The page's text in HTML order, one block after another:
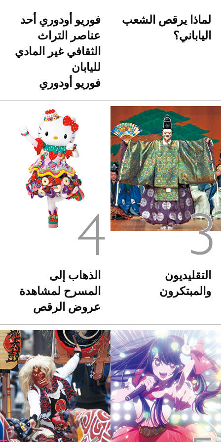
لماذا يرقص الشعب
الياباني؟
فوريو أودوري أحد
عناصر التراث
الثقافي غير المادي
لليابان
فوريو أودوري
التقليديون
والمبتكرون
الذهاب إلى
المسرح لمشاهدة
عروض الرقص